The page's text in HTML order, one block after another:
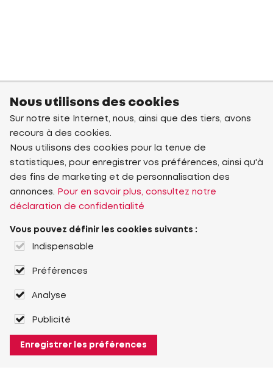
Nous utilisons des cookies
Sur notre site Internet, nous, ainsi que des tiers, avons
recours à des cookies.
Nous utilisons des cookies pour la tenue de
statistiques, pour enregistrer vos préférences, ainsi qu'à
des fins de marketing et de personnalisation des
annonces.
Pour en savoir plus, consultez notre
déclaration de confidentialité
Vous pouvez définir les cookies suivants :
Indispensable
Préférences
Analyse
Publicité
Enregistrer les préférences